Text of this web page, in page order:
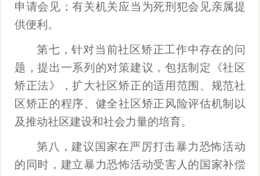
申请会见；有关机关应当为死刑犯会见亲属提
供便利。
第七，针对当前社区矫正工作中存在的问
题，提出一系列的对策建议，包括制定《社区
矫正法》，扩大社区矫正的适用范围、规范社
区矫正的程序、健全社区矫正风险评估机制以
及推动社区建设和社会力量的培育。
第八，建议国家在严厉打击暴力恐怖活动
的同时，建立暴力恐怖活动受害人的国家补偿